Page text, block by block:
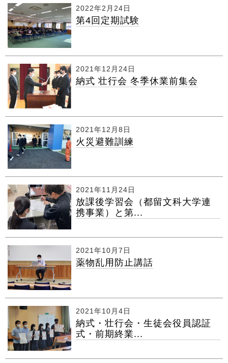
2022年2月24日
第4回定期試験
2021年12月24日
納式 壮行会 冬季休業前集会
2021年12月8日
火災避難訓練
2021年11月24日
放課後学習会（都留文科大学連
携事業）と第...
2021年10月7日
薬物乱用防止講話
2021年10月4日
納式・壮行会・生徒会役員認証
式・前期終業...